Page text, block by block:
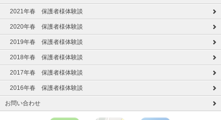
2021年春 保護者様体験談
2020年春 保護者様体験談
2019年春 保護者様体験談
2018年春 保護者様体験談
2017年春 保護者様体験談
2016年春 保護者様体験談
お問い合わせ